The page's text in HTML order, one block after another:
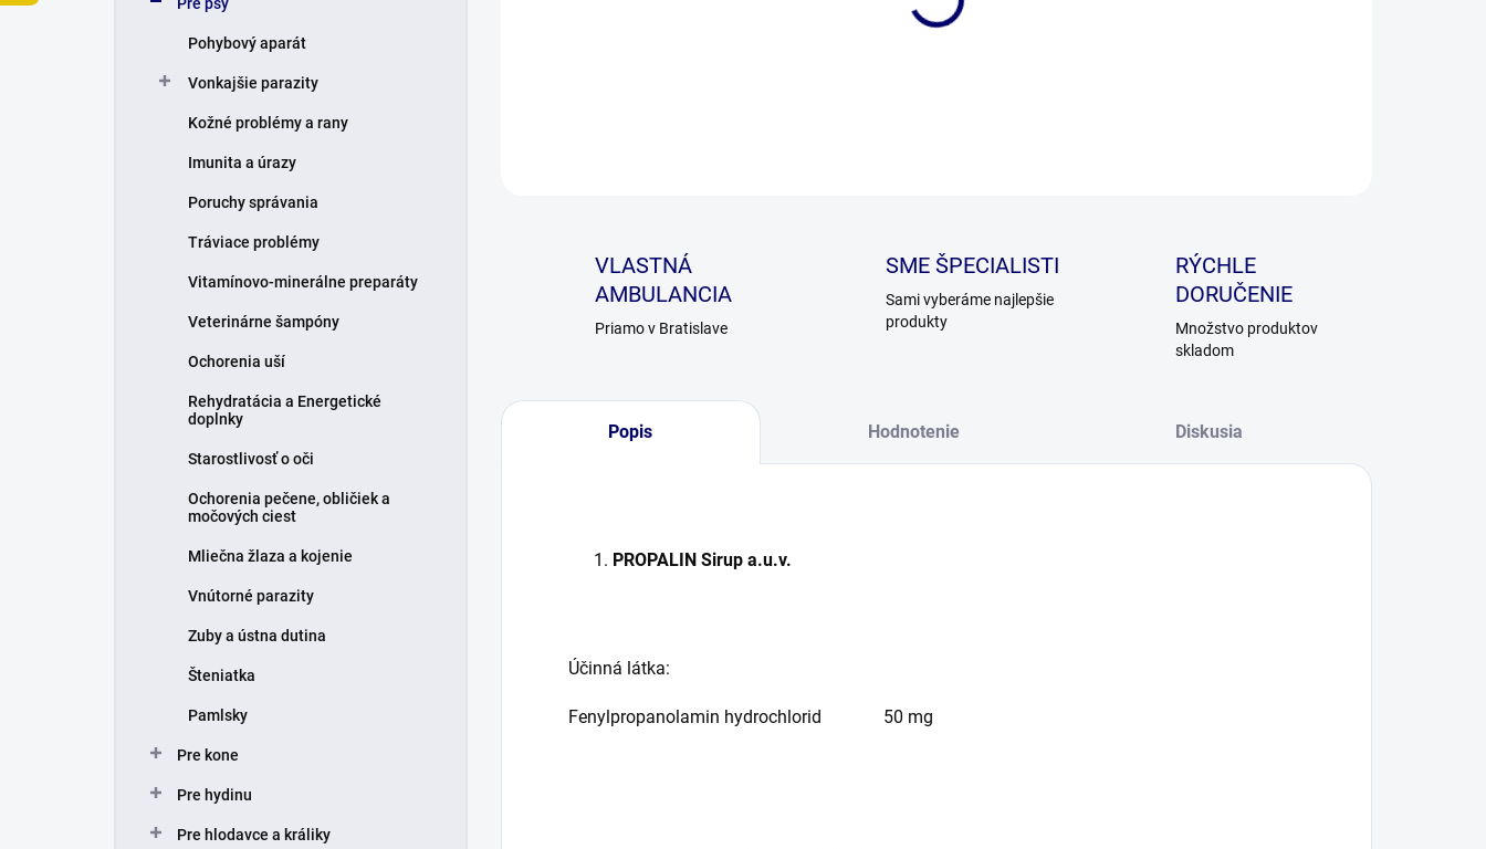
Pohybový aparát
Vonkajšie parazity
Kožné problémy a rany
Imunita a úrazy
Poruchy správania
Tráviace problémy
Vitamínovo-minerálne preparáty
Veterinárne šampóny
Ochorenia uší
Rehydratácia a Energetické
doplnky
Starostlivosť o oči
Ochorenia pečene, obličiek a
močových ciest
Mliečna žlaza a kojenie
Vnútorné parazity
Zuby a ústna dutina
Šteniatka
Pamlsky
Pre kone
Pre hydinu
Pre hlodavce a králiky
VLASTNÁ
AMBULANCIA
Priamo v Bratislave
SME ŠPECIALISTI
Sami vyberáme najlepšie
produkty
RÝCHLE
DORUČENIE
Množstvo produktov
skladom
Popis Hodnotenie Diskusia
PROPALIN Sirup a.u.v.
Účinná látka:
Fenylpropanolamin hydrochlorid 50 mg